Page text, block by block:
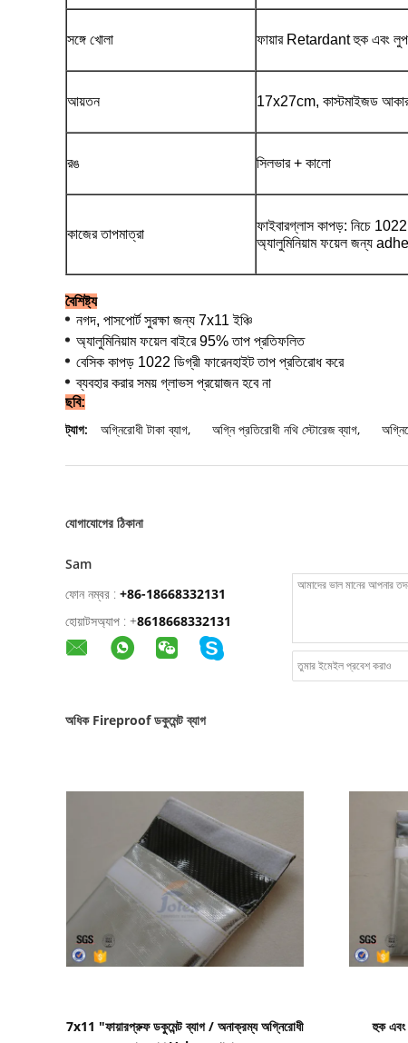
সঙ্গে খোলা ফায়ার Retardant হুক এবং লুপ
আয়তন 17x27cm, কাস্টমাইজড
রঙ সিলভার + কালো
কাজের তাপমাত্রা
ফাইবারগ্লাস কাপড়: নিচে
অ্যালুমিনিয়াম ফয়েল জন্য
বৈশিষ্ট্য
নগদ, পাসপোর্ট সুরক্ষা জন্য 7x11 ইঞ্চি
অ্যালুমিনিয়াম ফয়েল বাইরে 95% তাপ প্রতিফলিত
বেসিক কাপড় 1022 ডিগ্রী ফারেনহাইট তাপ প্রতিরোধ করে
ব্যবহার করার সময় গ্লাভস প্রয়োজন হবে না
ছবি:
ট্যাগ: অগ্নিরোধী টাকা ব্যাগ, অগ্নি প্রতিরোধী নথি স্টোরেজ ব্যাগ,
যোগাযোগের ঠিকানা
Sam
ফোন নম্বর : +86-18668332131
হোয়াটসঅ্যাপ : +8618668332131
অধিক Fireproof ডকুমেন্ট ব্যাগ
7x11 "ফায়ারপ্রুফ ডকুমেন্ট ব্যাগ / অনাক্রম্য অগ্নিরোধী
হুক এবং